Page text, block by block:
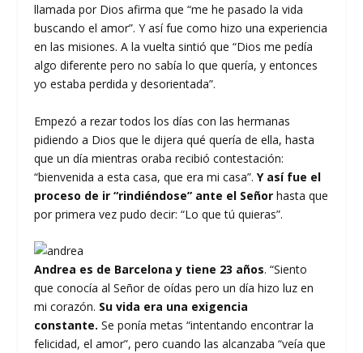
llamada por Dios afirma que “me he pasado la vida
buscando el amor”. Y así fue como hizo una experiencia
en las misiones. A la vuelta sintió que “Dios me pedía
algo diferente pero no sabía lo que quería, y entonces
yo estaba perdida y desorientada”.
Empezó a rezar todos los días con las hermanas
pidiendo a Dios que le dijera qué quería de ella, hasta
que un día mientras oraba recibió contestación:
“bienvenida a esta casa, que era mi casa”.Y así fue el
proceso de ir “rindiéndose” ante el Señor hasta que
por primera vez pudo decir: “Lo que tú quieras”.
Andrea es de Barcelona y tiene 23 años. “Siento
que conocía al Señor de oídas pero un día hizo luz en
mi corazón. Su vida era una exigencia
constante. Se ponía metas “intentando encontrar la
felicidad, el amor”, pero cuando las alcanzaba “veía que